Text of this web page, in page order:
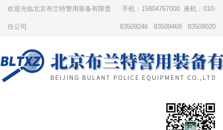
欢迎光临北京布兰特警用装备有限责
任公司
手机：15804767000 座机：010-
83509246 83509468 83509020